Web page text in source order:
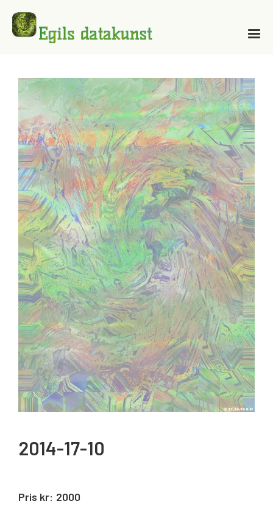
2014-17-10
Pris kr: 2000